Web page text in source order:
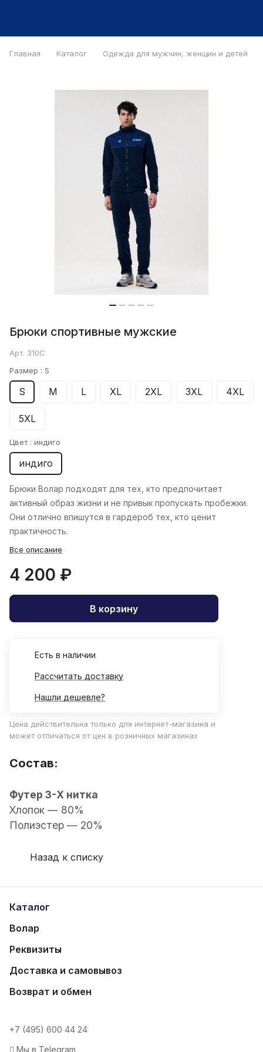
Главная Каталог Одежда для мужчин, женщин и детей
Брюки спортивные мужские
Арт. 310С
Размер : S
S M L XL 2XL 3XL 4XL
5XL
Цвет : индиго
индиго
Брюки Волар подходят для тех, кто предпочитает
активный образ жизни и не привык пропускать пробежки.
Они отлично впишутся в гардероб тех, кто ценит
практичность.
Все описание
4 200 ₽
В корзину
Есть в наличии
Рассчитать доставку
Нашли дешевле?
Цена действительна только для интернет-магазина и
может отличаться от цен в розничных магазинах
Состав:
Футер 3-Х нитка
Хлопок — 80%
Полиэстер — 20%
Назад к списку
Каталог
Волар
Реквизиты
Доставка и самовывоз
Возврат и обмен
+7 (495) 600 44 24
Мы в Telegram